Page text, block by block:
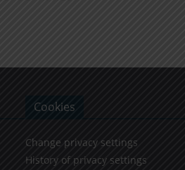
Cookies
Change privacy settings
History of privacy settings